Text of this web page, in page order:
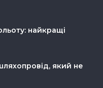
найкращі
який не